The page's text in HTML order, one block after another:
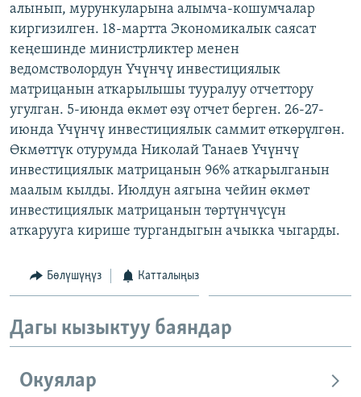
алынып, мурункуларына алымча-кошумчалар
киргизилген. 18-мартта Экономикалык саясат
кеңешинде министрликтер менен
ведомстволордун Үчүнчү инвестициялык
матрицанын аткарылышы тууралуу отчеттору
угулган. 5-июнда өкмөт өзү отчет берген. 26-27-
июнда Үчүнчү инвестициялык саммит өткөрүлгөн.
Өкмөттүк отурумда Николай Танаев Үчүнчү
инвестициялык матрицанын 96% аткарылганын
маалым кылды. Июлдун аягына чейин өкмөт
инвестициялык матрицанын төртүнчүсүн
аткарууга кирише тургандыгын ачыкка чыгарды.
Бөлүшүңүз Катталыңыз
Дагы кызыктуу баяндар
Окуялар